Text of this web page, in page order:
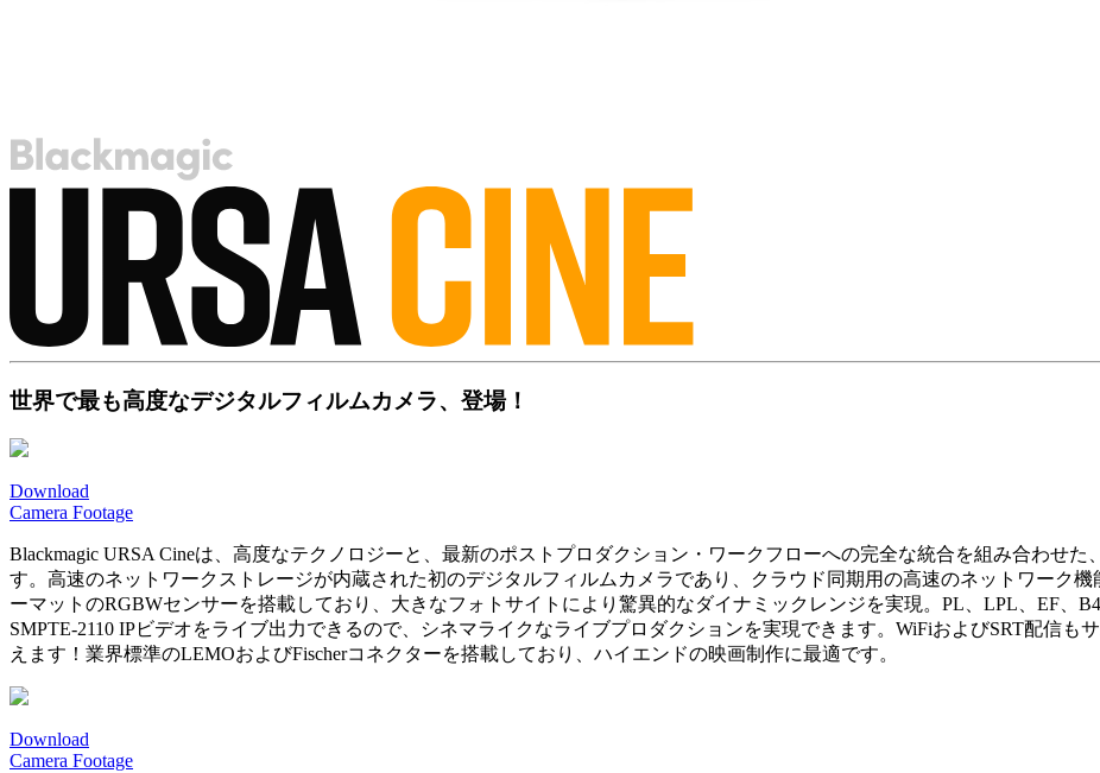
世界で最も高度なデジタルフィルムカメラ、登場！
Download
Camera Footage
Blackmagic URSA Cineは、高度なテクノロジーと、最新のポストプロダクション・ワークフローへの完全な統合を組み合わせ
す。高速のネットワークストレージが内蔵された初のデジタルフィルムカメラであり、クラウド同期用の高速のネットワーク
ーマットのRGBWセンサーを搭載しており、大きなフォトサイトにより驚異的なダイナミックレンジを実現。PL、LPL、EF、
SMPTE-2110 IPビデオをライブ出力できるので、シネマライクなライブプロダクションを実現できます。WiFiおよびSRT配信
えます！業界標準のLEMOおよびFischerコネクターを搭載しており、ハイエンドの映画制作に最適です。
Download
Camera Footage